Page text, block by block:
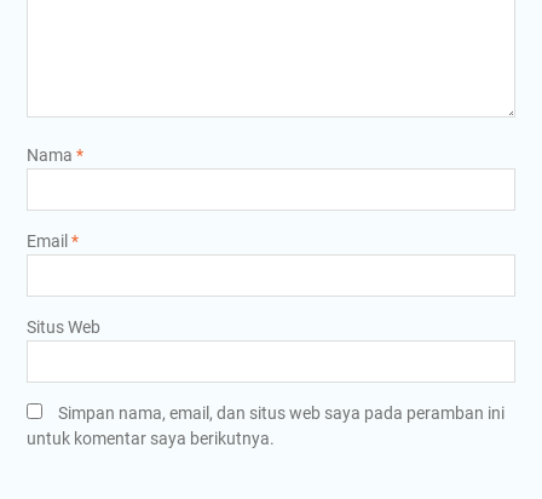
Nama *
Email *
Situs Web
Simpan nama, email, dan situs web saya pada peramban ini
untuk komentar saya berikutnya.